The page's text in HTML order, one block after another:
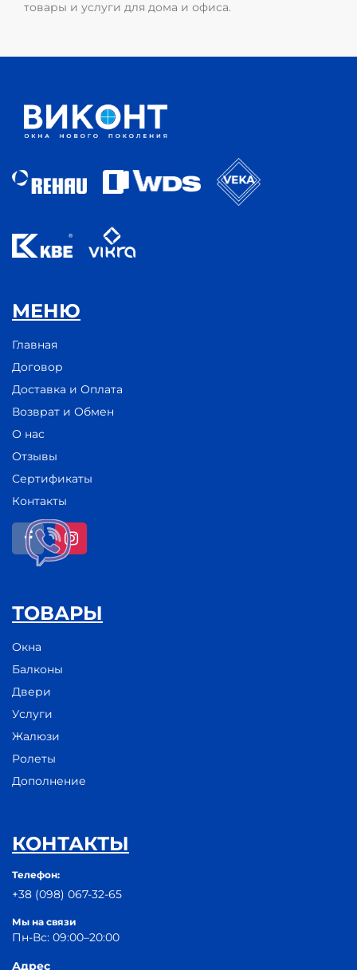
товары и услуги для дома и офиса.
МЕНЮ
Главная
Договор
Доставка и Оплата
Возврат и Обмен
О нас
Отзывы
Сертификаты
Контакты
ТОВАРЫ
Окна
Балконы
Двери
Услуги
Жалюзи
Ролеты
Дополнение
КОНТАКТЫ
Телефон:
+38 (098) 067-32-65
Мы на связи
Пн-Вс: 09:00–20:00
Адрес